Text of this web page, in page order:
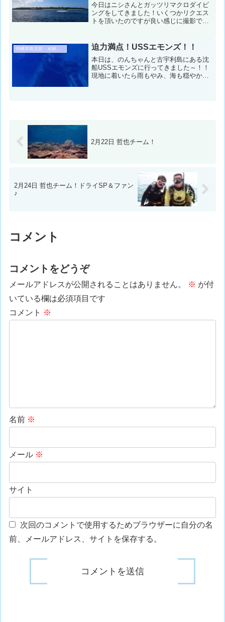
今日はニシさんとガッツリマクロダイビ
ングをしてきました！いくつかリクエス
トを頂いたのですが良い感じに撮影でき
トスーツ５mm 担当スタッフ：鈴木哲
也１本目：水納島（ポー...
沖縄本島北部・水納島・瀬底島ダイビング 迫力満点！USSエモンズ！！
本日は、のんちゃんと古宇利島にある沈
船USSエモンズに行ってきました～！！
現地に着いたら雨もやみ、海も穏やか！
2月22日 哲也チーム！
2月24日 哲也チーム！ドライSP＆ファン
♪
コメント
コメントをどうぞ
メールアドレスが公開されることはありません。 ※ が付
いている欄は必須項目です
コメント ※
名前 ※
メール ※
サイト
次回のコメントで使用するためブラウザーに自分の名
前、メールアドレス、サイトを保存する。